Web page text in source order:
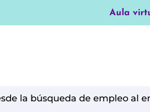
Aula
la búsqueda de empleo al